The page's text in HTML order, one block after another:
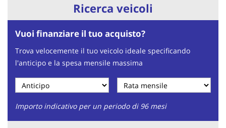
Ricerca veicoli
Vuoi finanziare il tuo acquisto?
Trova velocemente il tuo veicolo ideale specificando
l'anticipo e la spesa mensile massima
Importo indicativo per un periodo di 96 mesi
pannello
consente
di
esprimere
tue
preferenze